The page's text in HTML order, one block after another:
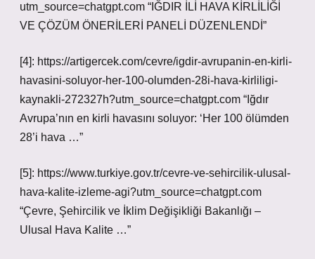
utm_source=chatgpt.com “IĞDIR İLİ HAVA KİRLİLİĞİ
VE ÇÖZÜM ÖNERİLERİ PANELİ DÜZENLENDİ”
[4]: https://artigercek.com/cevre/igdir-avrupanin-en-kirli-
havasini-soluyor-her-100-olumden-28i-hava-kirliligi-
kaynakli-272327h?utm_source=chatgpt.com “Iğdır
Avrupa’nın en kirli havasını soluyor: ‘Her 100 ölümden
28’i hava …”
[5]: https://www.turkiye.gov.tr/cevre-ve-sehircilik-ulusal-
hava-kalite-izleme-agi?utm_source=chatgpt.com
“Çevre, Şehircilik ve İklim Değişikliği Bakanlığı –
Ulusal Hava Kalite …”